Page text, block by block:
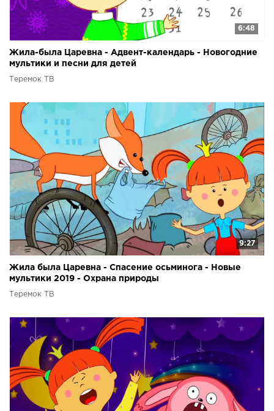
6:48
Жила-была Царевна - Адвент-календарь - Новогодние
мультики и песни для детей
Теремок ТВ
9:27
Жила была Царевна - Спасение осьминога - Новые
мультики 2019 - Охрана природы
Теремок ТВ